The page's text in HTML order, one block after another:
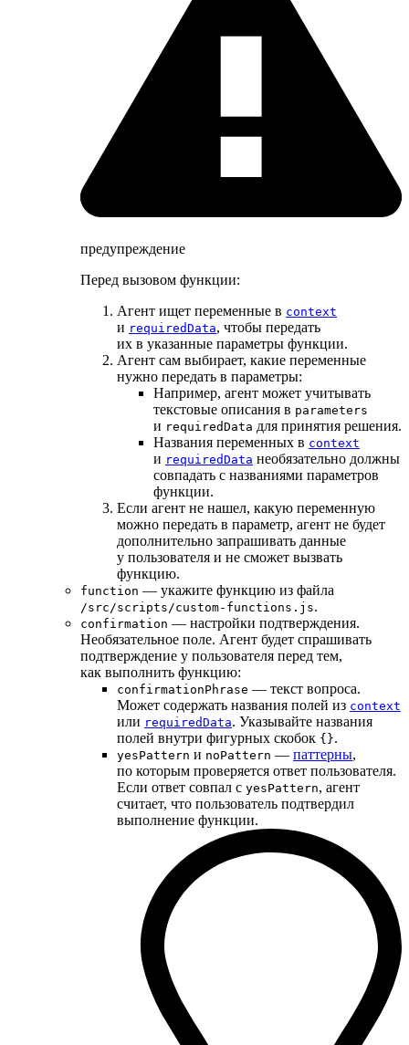
предупреждение
Перед вызовом функции:
Агент ищет переменные в context
и requiredData, чтобы передать
их в указанные параметры функции.
Агент сам выбирает, какие переменные
нужно передать в параметры:
Например, агент может учитывать
текстовые описания в parameters
и requiredData для принятия решения.
Названия переменных в context
и requiredData необязательно должны
совпадать с названиями параметров
функции.
Если агент не нашел, какую переменную
можно передать в параметр, агент не будет
дополнительно запрашивать данные
у пользователя и не сможет вызвать
функцию.
function — укажите функцию из файла
/src/scripts/custom-functions.js.
confirmation — настройки подтверждения.
Необязательное поле. Агент будет спрашивать
подтверждение у пользователя перед тем,
как выполнить функцию:
confirmationPhrase — текст вопроса.
Может содержать названия полей из context
или requiredData. Указывайте названия
полей внутри фигурных скобок {}.
yesPattern и noPattern — паттерны,
по которым проверяется ответ пользователя.
Если ответ совпал с yesPattern, агент
считает, что пользователь подтвердил
выполнение функции.